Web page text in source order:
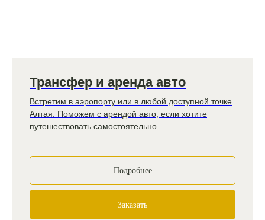
Трансфер и аренда авто
Встретим в аэропорту или в любой доступной точке
Алтая. Поможем с арендой авто, если хотите
путешествовать самостоятельно.
Подробнее
Заказать